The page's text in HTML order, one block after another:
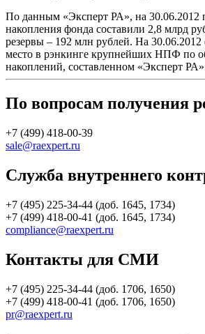
По данным «Эксперт РА», на 30.06.2012
накопления фонда составили 2,8 млрд
резервы – 192 млн рублей. На
место в рэнкинге крупнейших НПФ по
накоплений, составленном «Эксперт
По вопросам получения
+7 (499) 418-00-39
sale@raexpert.ru
Служба внутреннего
+7 (495) 225-34-44 (доб. 1645, 1734)
+7 (499) 418-00-41 (доб. 1645, 1734)
compliance@raexpert.ru
Контакты для СМИ
+7 (495) 225-34-44 (доб. 1706, 1650)
+7 (499) 418-00-41 (доб. 1706, 1650)
pr@raexpert.ru